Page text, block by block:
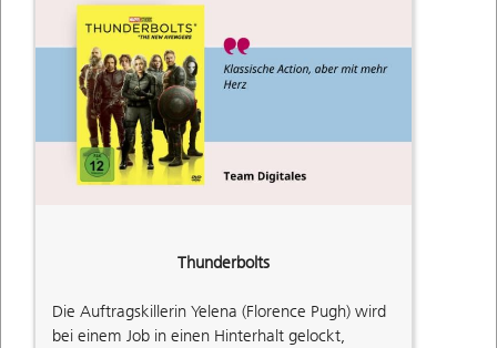
Thunderbolts
Die Auftragskillerin Yelena (Florence Pugh) wird
bei einem Job in einen Hinterhalt gelockt,